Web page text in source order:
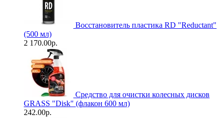
Восстановитель пластика RD "Reductant"
(500 мл)
2 170.00р.
Средство для очистки колесных дисков
GRASS "Disk" (флакон 600 мл)
242.00р.